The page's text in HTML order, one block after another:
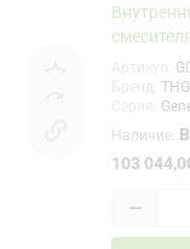
THG
Наличие:
103
−